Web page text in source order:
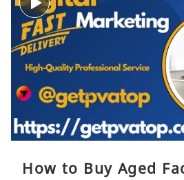
How to Buy Aged